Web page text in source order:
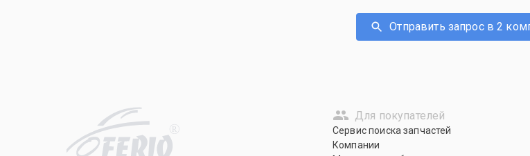
Отправить запрос в 2
R
Для покупателей
Сервис поиска запчастей
Компании